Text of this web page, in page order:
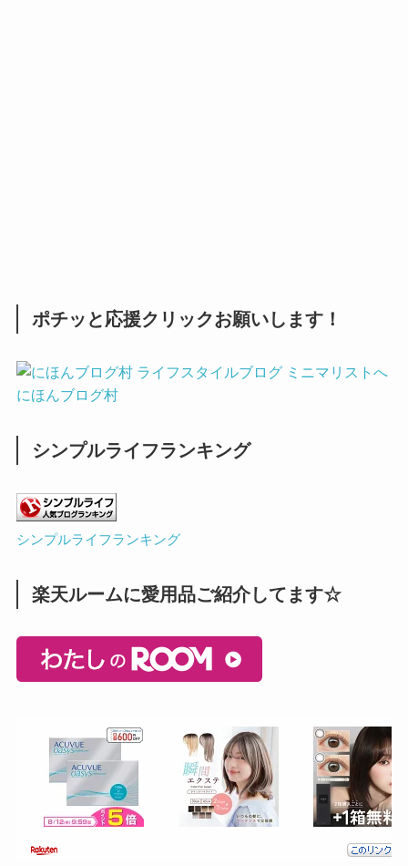
ポチッと応援クリックお願いします！
にほんブログ村
シンプルライフランキング
シンプルライフランキング
楽天ルームに愛用品ご紹介してます☆